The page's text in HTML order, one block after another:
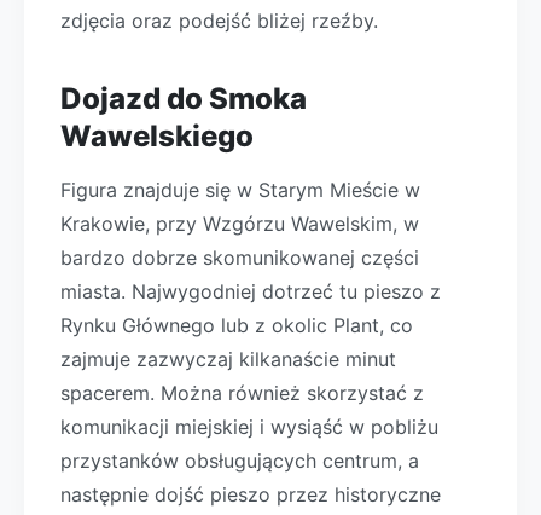
zdjęcia oraz podejść bliżej rzeźby.
Dojazd do Smoka
Wawelskiego
Figura znajduje się w Starym Mieście w
Krakowie, przy Wzgórzu Wawelskim, w
bardzo dobrze skomunikowanej części
miasta. Najwygodniej dotrzeć tu pieszo z
Rynku Głównego lub z okolic Plant, co
zajmuje zazwyczaj kilkanaście minut
spacerem. Można również skorzystać z
komunikacji miejskiej i wysiąść w pobliżu
przystanków obsługujących centrum, a
następnie dojść pieszo przez historyczne